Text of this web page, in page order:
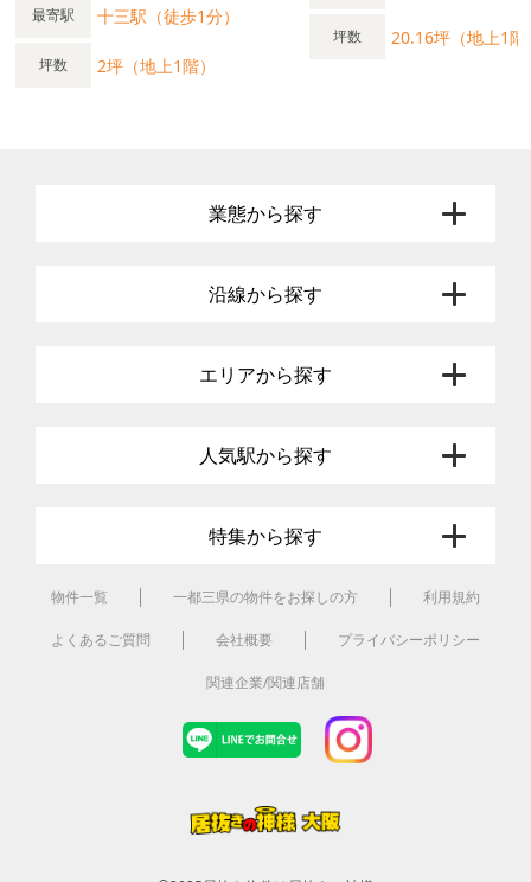
最寄駅 十三駅（徒歩1分）
坪数 2坪（地上1階）
坪数 20.16坪（地上1階
業態から探す
沿線から探す
エリアから探す
人気駅から探す
特集から探す
物件一覧 一都三県の物件をお探しの方 利用規約
よくあるご質問 会社概要 プライバシーポリシー
関連企業/関連店舗